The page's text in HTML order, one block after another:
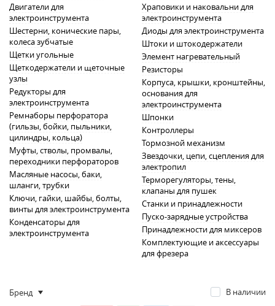
Двигатели для
электроинструмента
Шестерни, конические пары,
колеса зубчатые
Щетки угольные
Щеткодержатели и щеточные
узлы
Редукторы для
электроинструмента
Ремнаборы перфоратора
(гильзы, бойки, пыльники,
цилиндры, кольца)
Муфты, стволы, промвалы,
переходники перфораторов
Масляные насосы, баки,
шланги, трубки
Ключи, гайки, шайбы, болты,
винты для электроинструмента
Конденсаторы для
электроинструмента
Храповики и наковальни для
электроинструмента
Диоды для электроинструмента
Штоки и штокодержатели
Элемент нагревательный
Резисторы
Корпуса, крышки, кронштейны,
основания для
электроинструмента
Шпонки
Контроллеры
Тормозной механизм
Звездочки, цепи, сцепления для
электропил
Терморегуляторы, тены,
клапаны для пушек
Станки и принадлежности
Пуско-зарядные устройства
Принадлежности для миксеров
Комплектующие и аксессуары
для фрезера
Бренд
В наличии